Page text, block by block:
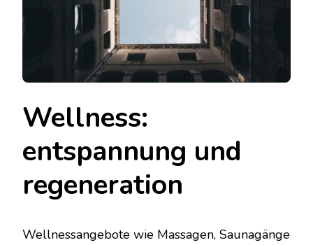
Wellness:
entspannung und
regeneration
Wellnessangebote wie Massagen, Saunagänge